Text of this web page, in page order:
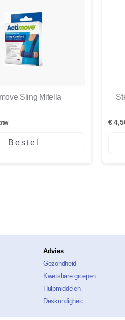
Sling Mitella
Bestel
€
Advies
Gezondheid
Kwetsbare groepen
Hulpmiddelen
Deskundigheid